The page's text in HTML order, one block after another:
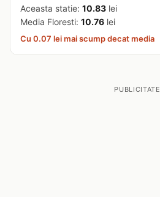
Aceasta statie: 10.83 lei
Media Floresti: 10.76 lei
Cu 0.07 lei mai scump decat media
PUBLICITATE